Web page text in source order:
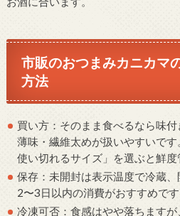
市販のおつまみカニカマ
方法
買い方：そのまま食べるなら味
薄味・繊維太めが扱いやすいで
使い切れるサイズ」を選ぶと鮮度
保存：未開封は表示温度で冷蔵
2〜3日以内の消費がおすすめです
冷凍可否：食感はやや落ちます